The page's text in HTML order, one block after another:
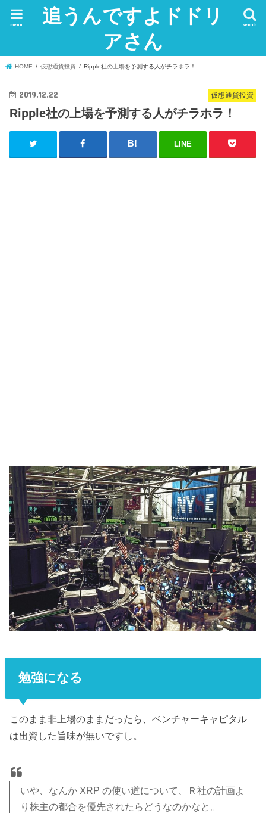
追うんですよドドリ
アさん
search
menu
HOME 仮想通貨投資 Ripple社の上場を予測する人がチラホラ！
仮想通貨投資
2019.12.22
Ripple社の上場を予測する人がチラホラ！
LINE
勉強になる
このまま非上場のままだったら、ベンチャーキャピタル
は出資した旨味が無いですし。
いや、なんか XRP の使い道について、Ｒ社の計画よ
り株主の都合を優先されたらどうなのかなと。